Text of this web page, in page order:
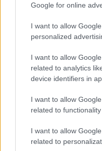
Google for online
I want to allow
personalized
I want to allow
related to analytics
device identifiers in
I want to allow
related to
I want to allow
related to
A quanto ammonta il
Il patrimonio di Alex
Pinturicchio
Sportmagazine: notizie,
calcio, basket, tennis,